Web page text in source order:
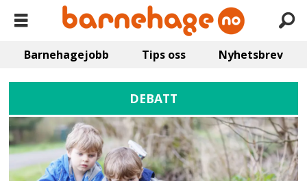
Barnehagejobb Tips oss Nyhetsbrev
DEBATT